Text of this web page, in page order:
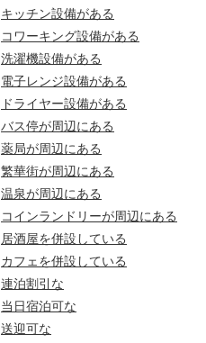
キッチン設備がある
コワーキング設備がある
洗濯機設備がある
電子レンジ設備がある
ドライヤー設備がある
バス停が周辺にある
薬局が周辺にある
繁華街が周辺にある
温泉が周辺にある
コインランドリーが周辺にある
居酒屋を併設している
カフェを併設している
連泊割引な
当日宿泊可な
送迎可な